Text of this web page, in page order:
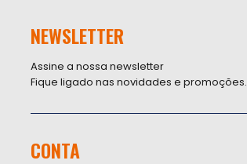
NEWSLETTER
Assine a nossa newsletter
Fique ligado nas novidades e promoções.
CONTA